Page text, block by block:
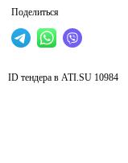
Поделиться
ID тендера в ATI.SU 10984